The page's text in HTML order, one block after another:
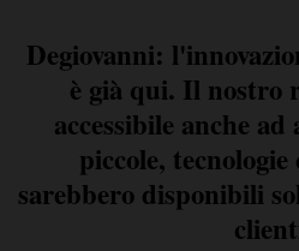
Degiovanni:
è già qui. Il nostro
accessibile anche
piccole,
sarebbero disponibili